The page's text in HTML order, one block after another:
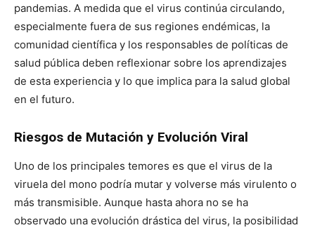
pandemias. A medida que el virus continúa circulando,
especialmente fuera de sus regiones endémicas, la
comunidad científica y los responsables de políticas de
salud pública deben reflexionar sobre los aprendizajes
de esta experiencia y lo que implica para la salud global
en el futuro.
Riesgos de Mutación y Evolución Viral
Uno de los principales temores es que el virus de la
viruela del mono podría mutar y volverse más virulento o
más transmisible. Aunque hasta ahora no se ha
observado una evolución drástica del virus, la posibilidad